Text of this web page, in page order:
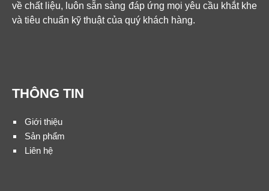
về chất liệu, luôn sẵn sàng đáp ứng mọi yêu cầu khắt khe
và tiêu chuẩn kỹ thuật của quý khách hàng.
THÔNG TIN
Giới thiệu
Sản phẩm
Liên hệ